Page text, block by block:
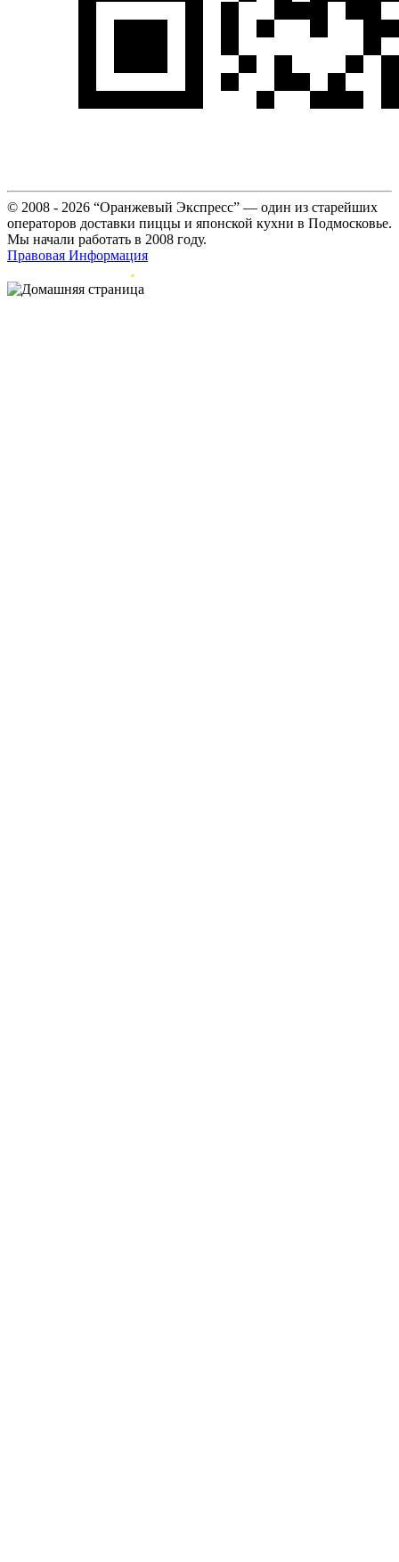
© 2008 - 2026 “Оранжевый Экспресс” — один из старейших
операторов доставки пиццы и японской кухни в Подмосковье.
Мы начали работать в 2008 году.
Правовая Информация